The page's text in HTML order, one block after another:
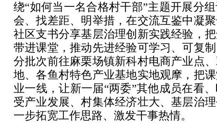
绕“如何当一名合格村干部”主题开展分
会、找差距、明举措，在交流互鉴中凝
社区支书分享基层治理创新实践经验，
带进课堂，推动先进经验可学习、可复
分批次前往麻栗场镇新科村电商产业点
地、各鱼村特色产业基地实地观摩，把
业一线，让新一届“两委”其他成员在看
受产业发展、村集体经济壮大、基层治
一步拓宽工作思路、激发干事热情。